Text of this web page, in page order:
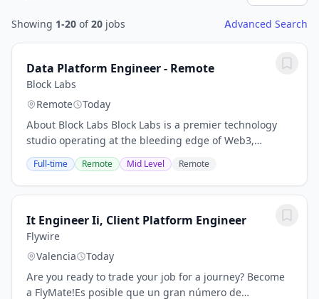
Showing 1-20 of20 jobs Advanced Search
Data Platform Engineer - Remote
Block Labs
Remote
Today
About Block Labs Block Labs is a premier technology
studio operating at the bleeding edge of Web3,
Artificial Intelligence, and i Gaming. We don't just ship
features; we engineer...
Full-time Remote Mid Level Remote
It Engineer Ii, Client Platform Engineer
Flywire
Valencia
Today
Are you ready to trade your job for a journey? Become
a FlyMate!Es posible que un gran número de